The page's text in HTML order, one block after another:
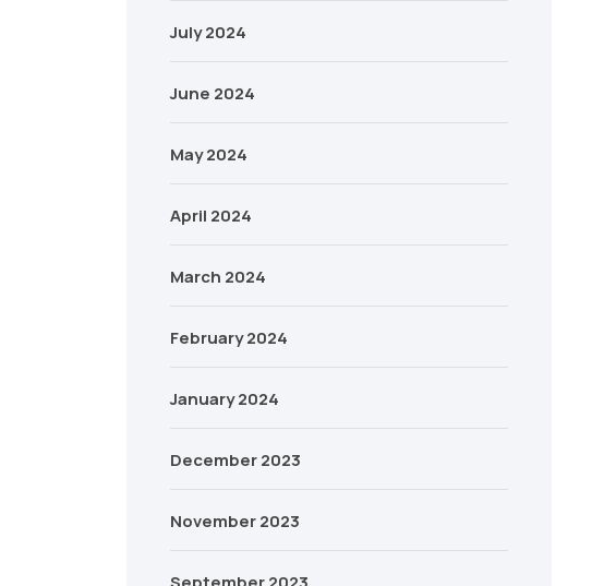
July 2024
June 2024
May 2024
April 2024
March 2024
February 2024
January 2024
December 2023
November 2023